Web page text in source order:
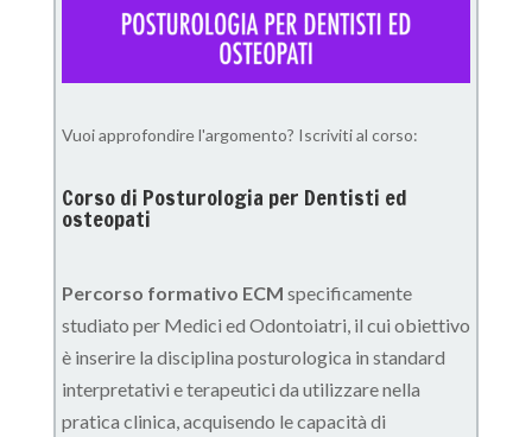
Vuoi approfondire l'argomento? Iscriviti al corso:
Corso di Posturologia per Dentisti ed
osteopati
Percorso formativo ECM specificamente
studiato per Medici ed Odontoiatri, il cui obiettivo
è inserire la disciplina posturologica in standard
interpretativi e terapeutici da utilizzare nella
pratica clinica, acquisendo le capacità di